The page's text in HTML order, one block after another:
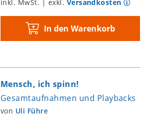
inkl. MwSt. | exkl. Versandkosten
In den Warenkorb
Mensch, ich spinn!
Gesamtaufnahmen und Playbacks
von Uli Führe